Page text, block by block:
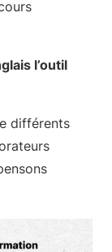
l’outil
différents